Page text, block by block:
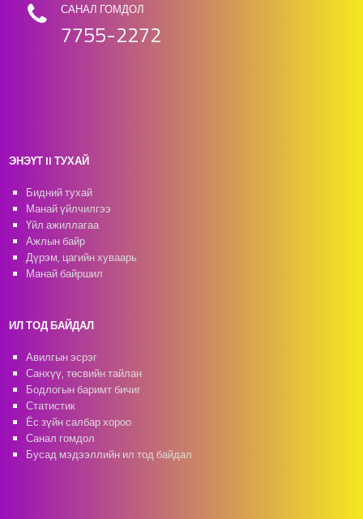
САНАЛ ГОМДОЛ
7755-2272
ЭНЭҮТ II ТУХАЙ
Бидний тухай
Манай үйлчилгээ
Үйл ажиллагаа
Ажлын байр
Дүрэм, цагийн хуваарь
Манай байршил
ИЛ ТОД БАЙДАЛ
Авилгын эсрэг
Санхүү, төсвийн тайлан
Бодлогын баримт бичиг
Статистик
Ёс зүйн салбар хороо
Санал гомдол
Бусад мэдээллийн ил тод байдал